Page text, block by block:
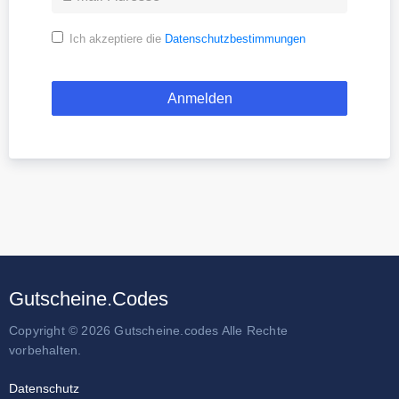
Ich akzeptiere die Datenschutzbestimmungen
Gutscheine.Codes
Copyright © 2026 Gutscheine.codes Alle Rechte
vorbehalten.
Datenschutz